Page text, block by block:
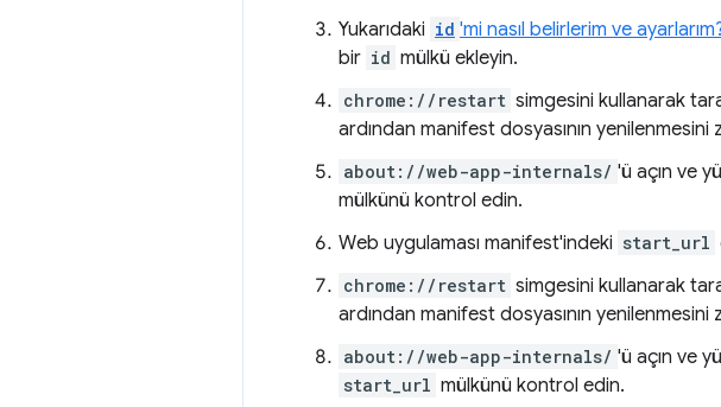
Yukarıdaki id 'mi nasıl belirlerim ve
bir id mülkü ekleyin.
chrome://restart simgesini kullanarak
ardından manifest dosyasının yenilenmesini
about://web-app-internals/ 'ü açın ve
mülkünü kontrol edin.
Web uygulaması manifest'indeki start_url
chrome://restart simgesini kullanarak
ardından manifest dosyasının yenilenmesini
about://web-app-internals/ 'ü açın ve
start_url mülkünü kontrol edin.